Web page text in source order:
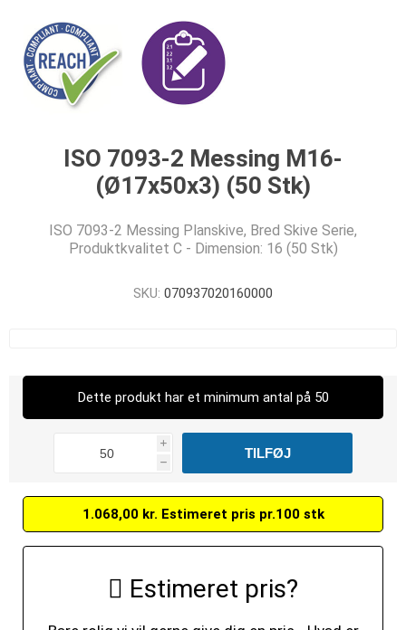
ISO 7093-2 Messing M16-
(Ø17x50x3) (50 Stk)
ISO 7093-2 Messing Planskive, Bred Skive Serie,
Produktkvalitet C - Dimension: 16 (50 Stk)
SKU: 070937020160000
Dette produkt har et minimum antal på 50
i
h
1.068,00 kr. Estimeret pris pr.100 stk
Estimeret pris?